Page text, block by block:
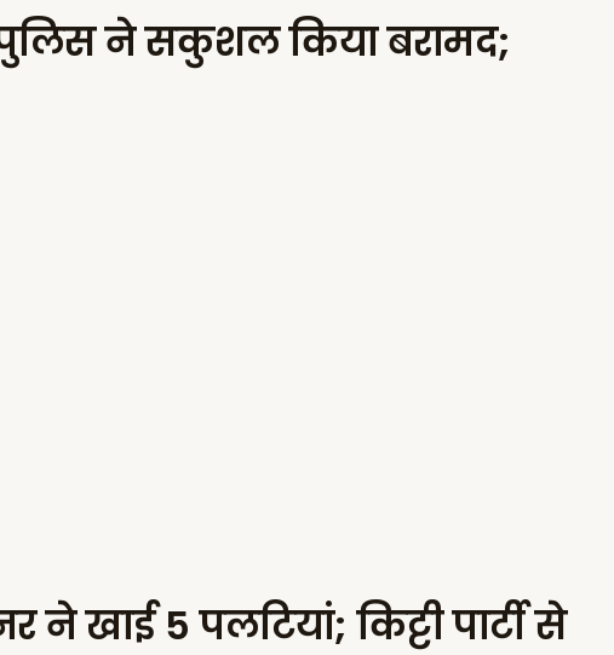
पुलिस ने सकुशल किया बरामद;
खाई 5 पलटियां; किट्टी पार्टी से